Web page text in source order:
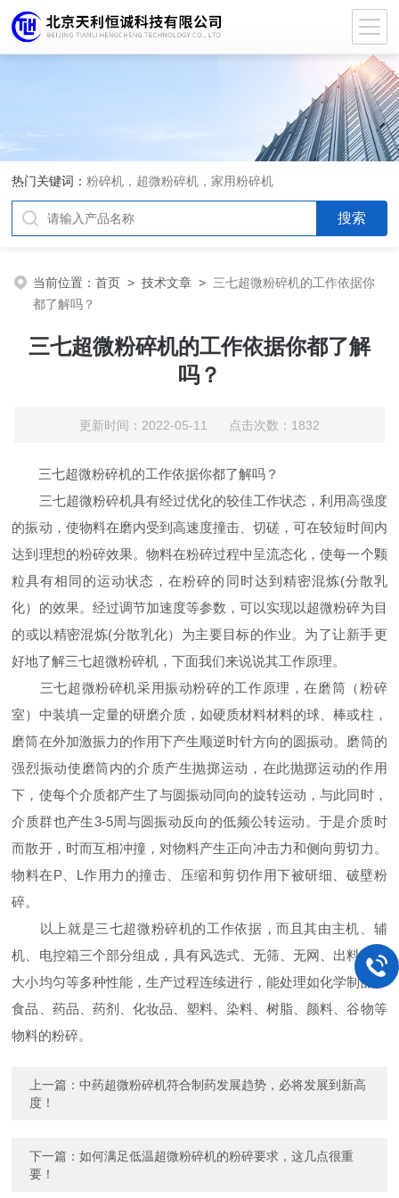
热门关键词：粉碎机，超微粉碎机，家用粉碎机
当前位置：首页 >技术文章 > 三七超微粉碎机的工作依据你
都了解吗？
三七超微粉碎机的工作依据你都了解
吗？
更新时间：2022-05-11 点击次数：1832
三七超微粉碎机的工作依据你都了解吗？
三七超微粉碎机具有经过优化的较佳工作状态，利用高强度
的振动，使物料在磨内受到高速度撞击、切磋，可在较短时间内
达到理想的粉碎效果。物料在粉碎过程中呈流态化，使每一个颗
粒具有相同的运动状态，在粉碎的同时达到精密混炼(分散乳
化）的效果。经过调节加速度等参数，可以实现以超微粉碎为目
的或以精密混炼(分散乳化）为主要目标的作业。为了让新手更
好地了解三七超微粉碎机，下面我们来说说其工作原理。
三七超微粉碎机采用振动粉碎的工作原理，在磨筒（粉碎
室）中装填一定量的研磨介质，如硬质材料材料的球、棒或柱，
磨筒在外加激振力的作用下产生顺逆时针方向的圆振动。磨筒的
强烈振动使磨筒内的介质产生抛掷运动，在此抛掷运动的作用
下，使每个介质都产生了与圆振动同向的旋转运动，与此同时，
介质群也产生3-5周与圆振动反向的低频公转运动。于是介质时
而散开，时而互相冲撞，对物料产生正向冲击力和侧向剪切力。
物料在P、L作用力的撞击、压缩和剪切作用下被研细、破壁粉
碎。
以上就是三七超微粉碎机的工作依据，而且其由主机、辅
机、电控箱三个部分组成，具有风选式、无筛、无网、出料粒度
大小均匀等多种性能，生产过程连续进行，能处理如化学制品、
食品、药品、药剂、化妆品、塑料、染料、树脂、颜料、谷物等
物料的粉碎。
上一篇：中药超微粉碎机符合制药发展趋势，必将发展到新高
度！
下一篇：如何满足低温超微粉碎机的粉碎要求，这几点很重
要！